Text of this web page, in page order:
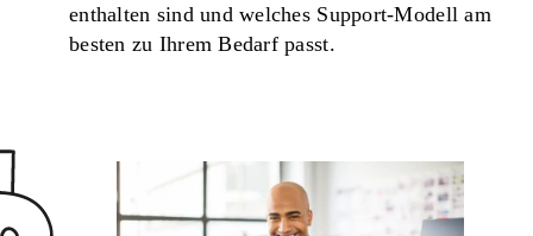
enthalten sind und welches Support‑Modell am
besten zu Ihrem Bedarf passt.